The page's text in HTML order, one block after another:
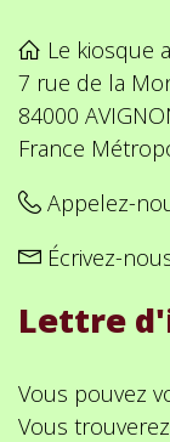
Le kiosque
7 rue de la
84000
France
Appelez-
Écrivez-
Lettre
Vous pouvez
Vous